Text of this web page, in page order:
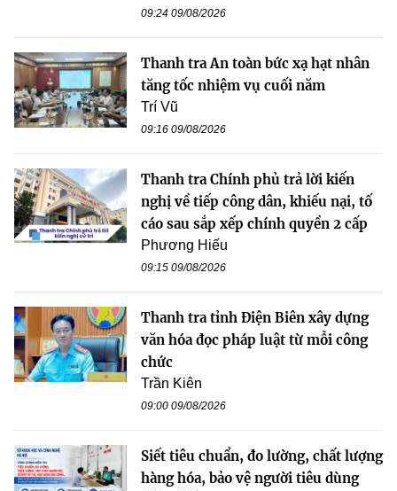
09:24 09/08/2026
Thanh tra An toàn bức xạ hạt nhân
tăng tốc nhiệm vụ cuối năm
Trí Vũ
09:16 09/08/2026
Thanh tra Chính phủ trả lời kiến
nghị về tiếp công dân, khiếu nại, tố
cáo sau sắp xếp chính quyền 2 cấp
Phương Hiếu
09:15 09/08/2026
Thanh tra tỉnh Điện Biên xây dựng
văn hóa đọc pháp luật từ mỗi công
chức
Trần Kiên
09:00 09/08/2026
Siết tiêu chuẩn, đo lường, chất lượng
hàng hóa, bảo vệ người tiêu dùng